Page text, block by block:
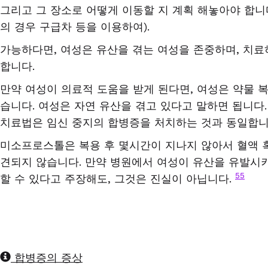
그리고 그 장소로 어떻게 이동할 지 계획 해놓아야 합
의 경우 구급차 등을 이용하여).
가능하다면, 여성은 유산을 겪는 여성을 존중하며, 치료
합니다.
만약 여성이 의료적 도움을 받게 된다면, 여성은 약물
습니다. 여성은 자연 유산을 겪고 있다고 말하면 됩니다
치료법은 임신 중지의 합병증을 처치하는 것과 동일합
미소프로스톨은 복용 후 몇시간이 지나지 않아서 혈액
견되지 않습니다. 만약 병원에서 여성이 유산을 유발시
할 수 있다고 주장해도, 그것은 진실이 아닙니다. 55
합병증의 증상